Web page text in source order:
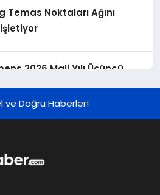
Temas Noktaları Ağını
2026 Mali Yılı Üçüncü
Rekor Sipariş, Kâr ve
EPS Beklentisi
Sonuçlarını Açıkladı
ve Doğru Haberler!